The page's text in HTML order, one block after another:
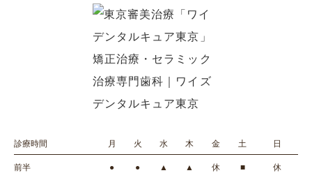
診療時間 月 火 水 木 金 土 日
前半 ● ● ▲ ▲ 休 ■ 休